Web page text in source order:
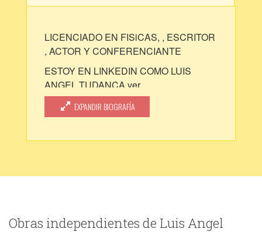
LICENCIADO EN FISiCAS, , ESCRITOR
, ACTOR Y CONFERENCIANTE
ESTOY EN LINKEDIN COMO LUIS
ANGEL TUDANCA ver ........
linkedin.com/in/luis-angel-tudanca-
282835111EXPANDIR BIOGRAFÍA
Obras independientes de Luis Angel